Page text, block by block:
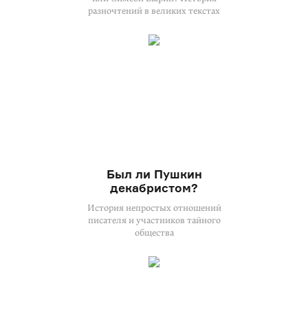
разночтений в великих текстах
Был ли Пушкин
декабристом?
История непростых отношений
писателя и участников тайного
общества